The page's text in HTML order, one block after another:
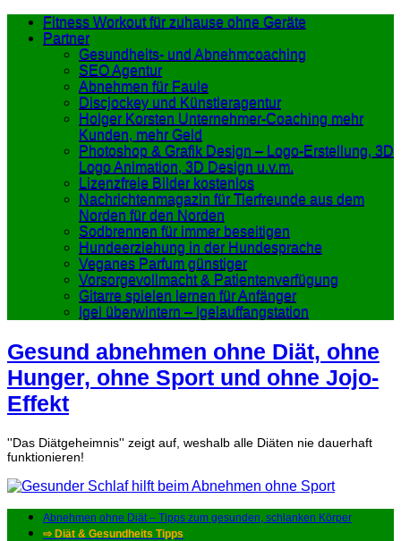
Fitness Workout für zuhause ohne Geräte
Partner
Gesundheits- und Abnehmcoaching
SEO Agentur
Abnehmen für Faule
Discjockey und Künstleragentur
Holger Korsten Unternehmer-Coaching mehr
Kunden, mehr Geld
Photoshop & Grafik Design – Logo-Erstellung, 3D
Logo Animation, 3D Design u.v.m.
Lizenzfreie Bilder kostenlos
Nachrichtenmagazin für Tierfreunde aus dem
Norden für den Norden
Sodbrennen für immer beseitigen
Hundeerziehung in der Hundesprache
Veganes Parfum günstiger
Vorsorgevollmacht & Patientenverfügung
Gitarre spielen lernen für Anfänger
Igel überwintern – Igelauffangstation
Gesund abnehmen ohne Diät, ohne
Hunger, ohne Sport und ohne Jojo-
Effekt
''Das Diätgeheimnis'' zeigt auf, weshalb alle Diäten nie dauerhaft
funktionieren!
Abnehmen ohne Diät – Tipps zum gesunden, schlanken Körper
⇨ Diät & Gesundheits Tipps